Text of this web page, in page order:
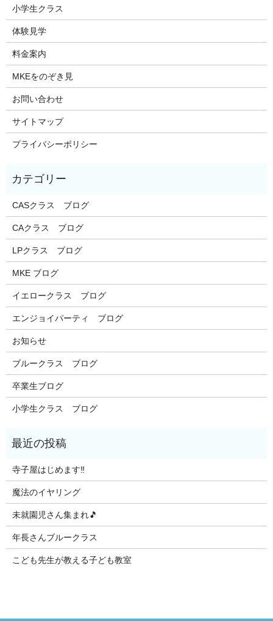
小学生クラス
体験見学
料金案内
MKEをのぞき見
お問い合わせ
サイトマップ
プライバシーポリシー
CASクラス ブログ
CAクラス ブログ
LPクラス ブログ
MKE ブログ
イエロークラス ブログ
エンジョイパーティ ブログ
お知らせ
ブルークラス ブログ
卒業生ブログ
小学生クラス ブログ
寺子屋はじめます‼️
魔法のイヤリング
未就園児さん集まれ🎵
年長さんブルークラス
こども先生が教える子ども教室